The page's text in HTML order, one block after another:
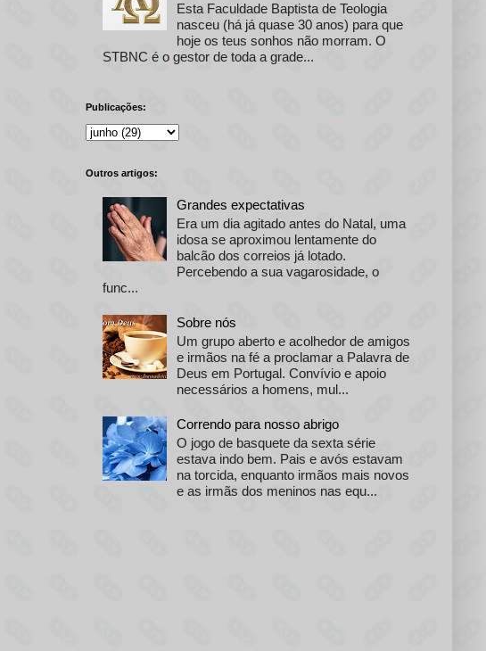
Esta Faculdade Baptista de Teologia
nasceu (há já quase 30 anos) para que
hoje os teus sonhos não morram. O
STBNC é o gestor de toda a grade...
Publicações:
Outros artigos:
Grandes expectativas
Era um dia agitado antes do Natal, uma
idosa se aproximou lentamente do
balcão dos correios já lotado.
Percebendo a sua vagarosidade, o
func...
Sobre nós
Um grupo aberto e acolhedor de amigos
e irmãos na fé a proclamar a Palavra de
Deus em Portugal. Convívio e apoio
necessários a homens, mul...
Correndo para nosso abrigo
O jogo de basquete da sexta série
estava indo bem. Pais e avós estavam
na torcida, enquanto irmãos mais novos
e as irmãs dos meninos nas equ...